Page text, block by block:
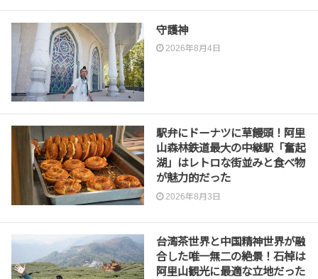
守護神
2026年8月4日
駅弁にドーナツに草饅頭！阿里
山森林鉄道最大の中継駅「奮起
湖」はレトロな街並みと食べ物
が魅力的だった
2026年8月3日
台湾茶世界と中国精神世界が融
合した唯一無二の絶景！石棹は
阿里山観光に最適な立地だった